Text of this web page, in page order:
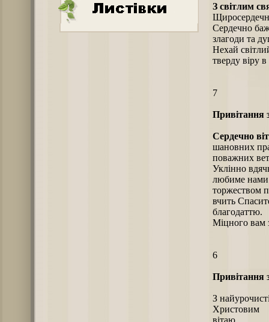
З світлим
Сердечно
злагоди та
Нехай
тверду віру
7
Привітання
Сердечно
шановних
поважних
Уклінно
любиме нами
торжеством
вчить
благодаттю.
Міцного вам
6
Привітання
З
Христовим